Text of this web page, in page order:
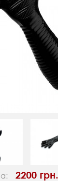
2200 грн.